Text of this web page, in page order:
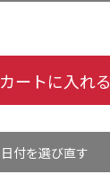
日付を選び直す
カートに入れる